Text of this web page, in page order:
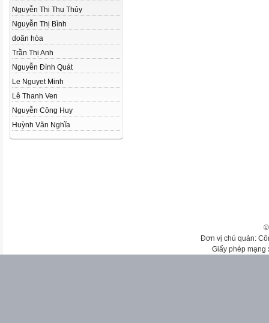
Nguyễn Thi Thu Thủy
Nguyễn Thị Bình
doãn hòa
Trần Thị Anh
Nguyễn Đình Quát
Le Nguyet Minh
Lê Thanh Ven
Nguyễn Công Huy
Huỳnh Văn Nghĩa
Đơn vị chủ quản:
Giấy phép mạng